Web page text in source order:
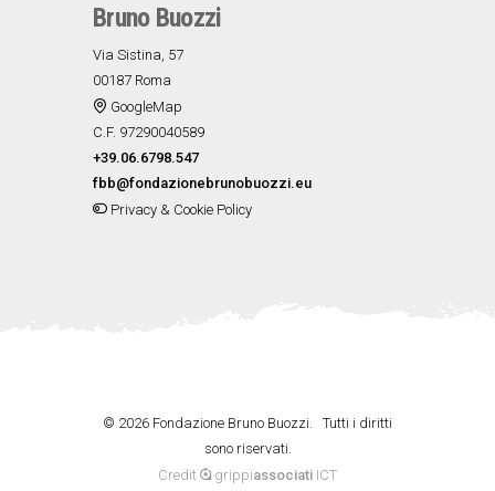
Bruno Buozzi
Via Sistina, 57
00187 Roma
GoogleMap
C.F. 97290040589
+39.06.6798.547
fbb@fondazionebrunobuozzi.eu
Privacy & Cookie Policy
© 2026 Fondazione Bruno Buozzi. Tutti i diritti
sono riservati.
Credit
grippiassociati ICT